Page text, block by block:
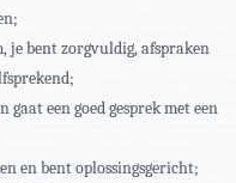
je bent zorgvuldig, afspraken
gaat een goed gesprek met een
en bent oplossingsgericht;